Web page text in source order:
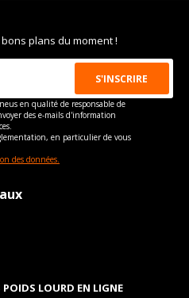
plans du moment !
en qualité de responsable de
des e-mails d'information
en particulier de vous
des données.
LOURD EN LIGNE